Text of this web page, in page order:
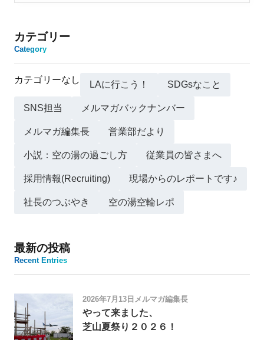
カテゴリー
Category
カテゴリーなし LAに行こう！ SDGsなこと
SNS担当 メルマガバックナンバー
メルマガ編集長 営業部だより
小説：空の湯の過ごし方 従業員の皆さまへ
採用情報(Recruiting) 現場からのレポートです♪
社長のつぶやき 空の湯空輪レポ
最新の投稿
Recent Entries
2026年7月13日 メルマガ編集長
やって来ました、
芝山夏祭り２０２６！